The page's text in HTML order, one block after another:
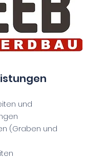
und
(Graben und